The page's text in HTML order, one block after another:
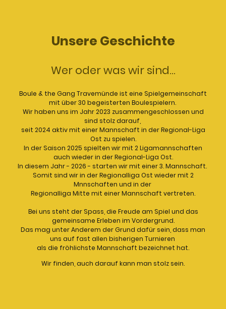
Unsere Geschichte
Wer oder was wir sind...
Boule & the Gang Travemünde ist eine Spielgemeinschaft
mit über 30 begeisterten Boulespielern.
Wir haben uns im Jahr 2023 zusammengeschlossen und
sind stolz darauf,
seit 2024 aktiv mit einer Mannschaft in der Regional-Liga
Ost zu spielen.
In der Saison 2025 spielten wir mit 2 Ligamannschaften
auch wieder in der Regional-Liga Ost.
In diesem Jahr - 2026 - starten wir mit einer 3. Mannschaft.
Somit sind wir in der Regionalliga Ost wieder mit 2
Mnnschaften und in der
Regionalliga Mitte mit einer Mannschaft vertreten.
Bei uns steht der Spass, die Freude am Spiel und das
gemeinsame Erleben im Vordergrund.
Das mag unter Anderem der Grund dafür sein, dass man
uns auf fast allen bisherigen Turnieren
als die fröhlichste Mannschaft bezeichnet hat.
Wir finden, auch darauf kann man stolz sein.